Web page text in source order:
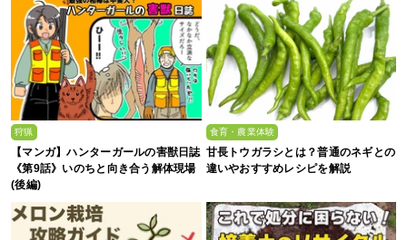
狩猟
【マンガ】ハンターガールの害獣日誌
《第9話》いのちと向き合う解体現場
(後編)
食育・農業体験
甘長トウガラシとは？普通のネギとの
違いやおすすめレシピを解説